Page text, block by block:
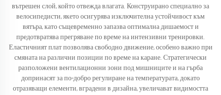
вътрешен слой, който отвежда влагата. Конструирано специално за
велосипедисти, якето осигурява изключителна устойчивост към
вятъра, като същевременно запазва оптимална дишаемост и
предотвратява прегряване по време на интензивни тренировки.
Еластичният плат позволява свободно движение, особено важно при
смяната на различни позиции по време на каране. Стратегически
разположени вентилационни зони под мишниците и на гърба
допринасят за по-добро регулиране на температурата, докато
отразяващи елементи, вградени в дизайна, увеличават видимостта